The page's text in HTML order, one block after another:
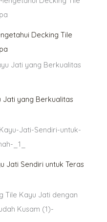
Decking Tile
Jati yang Berkualitas
Jati Sendiri untuk Teras